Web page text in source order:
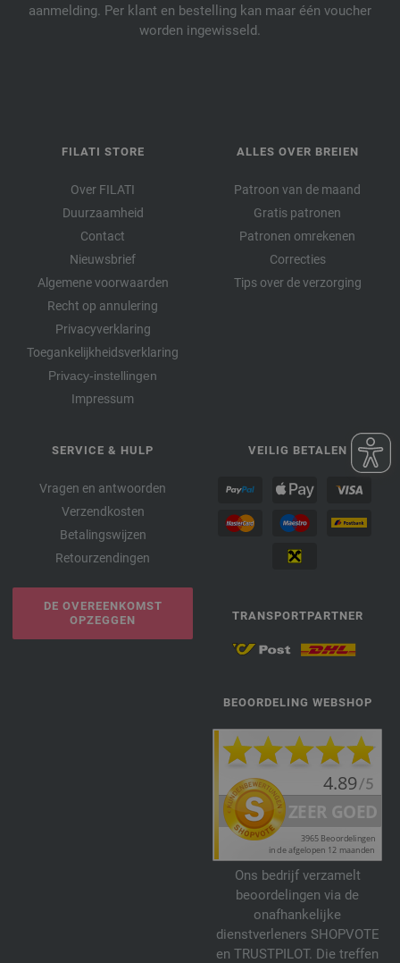
aanmelding. Per klant en bestelling kan maar één voucher
worden ingewisseld.
FILATI STORE
Over FILATI
Duurzaamheid
Contact
Nieuwsbrief
Algemene voorwaarden
Recht op annulering
Privacyverklaring
Toegankelijkheidsverklaring
Privacy-instellingen
Impressum
ALLES OVER BREIEN
Patroon van de maand
Gratis patronen
Patronen omrekenen
Correcties
Tips over de verzorging
SERVICE & HULP
Vragen en antwoorden
Verzendkosten
Betalingswijzen
Retourzendingen
DE OVEREENKOMST
OPZEGGEN
VEILIG BETALEN
TRANSPORTPARTNER
BEOORDELING WEBSHOP
Ons bedrijf verzamelt
beoordelingen via de
onafhankelijke
dienstverleners SHOPVOTE
en TRUSTPILOT. Die treffen